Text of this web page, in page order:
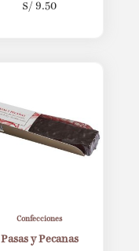
S/ 9.50
Confecciones
Pasas y Pecanas